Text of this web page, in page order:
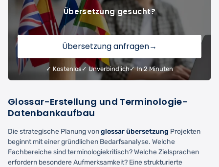
Übersetzung gesucht?
Übersetzung anfragen→
✓ Kostenlos ✓ Unverbindlich✓ In 2 Minuten
Glossar-Erstellung und Terminologie-
Datenbankaufbau
Die strategische Planung vonglossar übersetzung Projekten
beginnt mit einer gründlichen Bedarfsanalyse. Welche
Fachbereiche sind terminologiekritisch? Welche Zielsprachen
erfordern besondere Aufmerksamkeit? Eine strukturierte